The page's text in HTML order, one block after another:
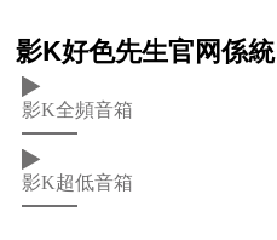
影K好色先生官网係統
影K全頻音箱
影K超低音箱